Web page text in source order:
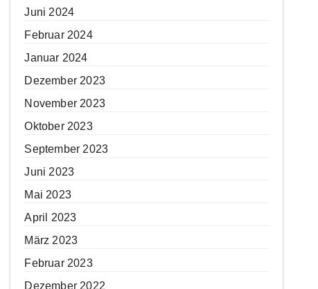
Juni 2024
Februar 2024
Januar 2024
Dezember 2023
November 2023
Oktober 2023
September 2023
Juni 2023
Mai 2023
April 2023
März 2023
Februar 2023
Dezember 2022